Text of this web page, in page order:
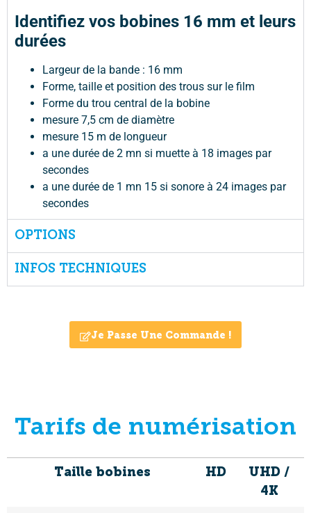
Identifiez vos bobines 16 mm et leurs
durées
Largeur de la bande : 16 mm
Forme, taille et position des trous sur le film
Forme du trou central de la bobine
mesure 7,5 cm de diamètre
mesure 15 m de longueur
a une durée de 2 mn si muette à 18 images par
secondes
a une durée de 1 mn 15 si sonore à 24 images par
secondes
OPTIONS
INFOS TECHNIQUES
Je Passe Une Commande !
Tarifs de numérisation
Taille bobines HD
UHD /
4K